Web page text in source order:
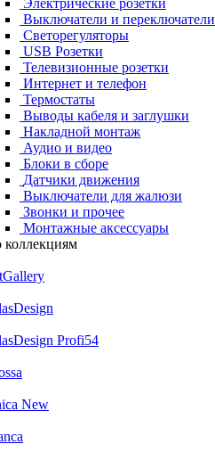
Электрические розетки
Выключатели и переключатели
Светорегуляторы
USB Розетки
Телевизионные розетки
Интернет и телефон
Термостаты
Выводы кабеля и заглушки
Накладной монтаж
Аудио и видео
Блоки в сборе
Датчики движения
Выключатели для жалюзи
Звонки и прочее
Монтажные аксессуары
коллекциям
Profi54
New